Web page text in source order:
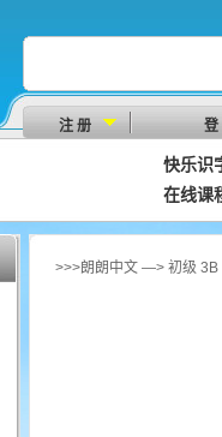
注 册
登
快乐识
在线课
>>>朗朗中文 —> 初级